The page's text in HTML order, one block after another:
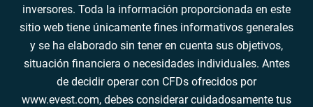
inversores. Toda la información proporcionada en este
sitio web tiene únicamente fines informativos generales
y se ha elaborado sin tener en cuenta sus objetivos,
situación financiera o necesidades individuales. Antes
de decidir operar con CFDs ofrecidos por
www.evest.com, debes considerar cuidadosamente tus